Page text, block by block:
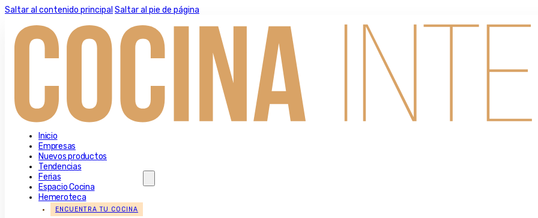
Saltar al contenido principal Saltar al pie de página
Inicio
Empresas
Nuevos productos
Tendencias
Ferias
Espacio Cocina
Hemeroteca
ENCUENTRA TU COCINA